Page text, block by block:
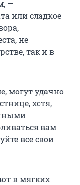
—
или сладкое
не
так и в
могут удачно
хотя,
вам
все свои
в мягких